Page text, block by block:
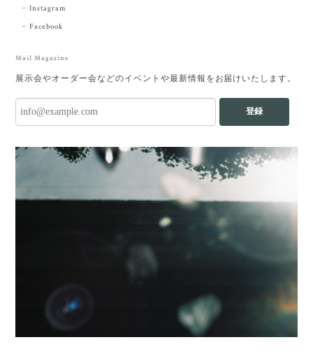
Instagram
Facebook
Mail Magazine
展示会やオーダー会などのイベントや最新情報をお届けいたします。
登録